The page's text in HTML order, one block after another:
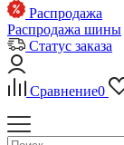
Распродажа
Распродажа шины
Статус заказа
Сравнение0